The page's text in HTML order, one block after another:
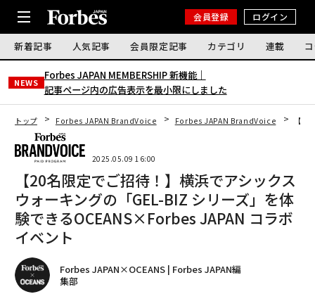
会員登録 ログイン
新着記事 人気記事 会員限定記事 カテゴリ 連載
NEWS
Forbes JAPAN MEMBERSHIP 新機能｜
記事ページ内の広告表示を最小限にしました
トップ Forbes JAPAN BrandVoice Forbes JAPAN BrandVoice 【
2025.05.09 16:00
【20名限定でご招待！】横浜でアシックス
ウォーキングの「GEL-BIZ シリーズ」を体
験できるOCEANS×Forbes JAPAN コラボ
イベント
Forbes JAPAN×OCEANS | Forbes JAPAN編
集部